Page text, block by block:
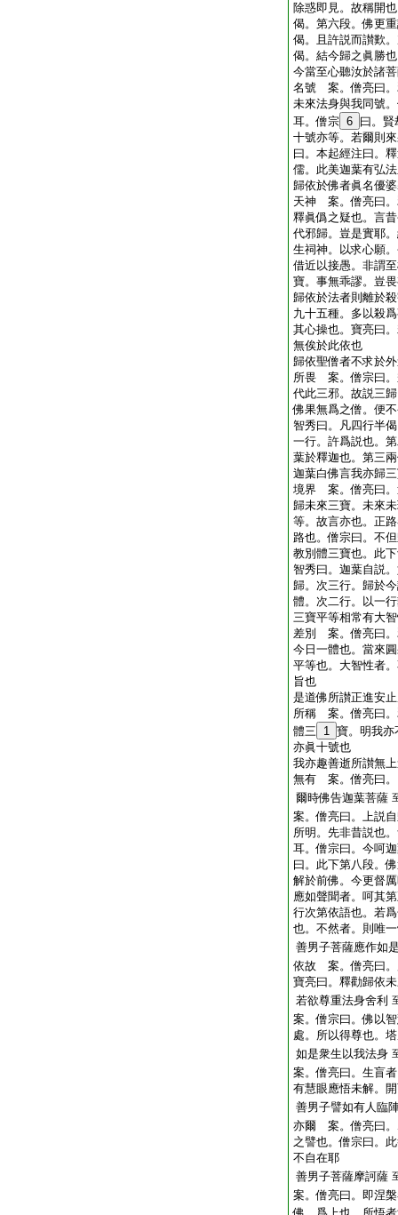
除惑即見。故稱開
偈。第六段。佛更
偈。且許説而讃歎
偈。結今歸之眞勝也
今當至心聽汝於諸
名號 案。僧亮曰。
未來法身與我同號
耳。僧宗 6 曰。賢
十號亦等。若爾則
曰。本起經注曰。
儒。此美迦葉有弘
歸依於佛者眞名優
天神 案。僧亮曰。
釋眞僞之疑也。言
代邪歸。豈是實耶
生祠神。以求心願
借近以接愚。非謂
寶。事無乖謬。豈
歸依於法者則離於
九十五種。多以殺
其心操也。寶亮曰
無俟於此依也
歸依聖僧者不求於
所畏 案。僧宗曰。
代此三邪。故説三
佛果無爲之僧。便
智秀曰。凡四行半
一行。許爲説也。
葉於釋迦也。第三
迦葉白佛言我亦歸
境界 案。僧亮曰。
歸未來三寶。未來
等。故言亦也。正
路也。僧宗曰。不
教別體三寶也。此
智秀曰。迦葉自説
歸。次三行。歸於
體。次二行。以一
三寶平等相常有大
差別 案。僧亮曰。
今日一體也。當來
平等也。大智性者
旨也
是道佛所讃正進安
所稱 案。僧亮曰。
體三
1 寶。明我亦
亦眞十號也
我亦趣善逝所讃無
無有 案。僧亮曰。
爾時佛告迦葉菩薩
案。僧亮曰。上説
所明。先非昔説也
耳。僧宗曰。今呵
曰。此下第八段。
解於前佛。今更督
應如聲聞者。呵其
行次第依語也。若
也。不然者。則唯
善男子菩薩應作如
依故 案。僧亮曰。
寶亮曰。釋勸歸依
若欲尊重法身舍利
案。僧宗曰。佛以
處。所以得尊也。
如是衆生以我法身
案。僧亮曰。生盲
有慧眼應悟未解。
善男子譬如有人臨
亦爾 案。僧亮曰。
之譬也。僧宗曰。
不自在耶
善男子菩薩摩訶薩
案。僧亮曰。即涅